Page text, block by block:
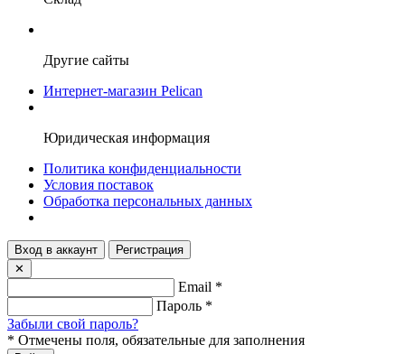
Другие сайты
Интернет-магазин Pelican
Юридическая информация
Политика конфиденциальности
Условия поставок
Обработка персональных данных
Вход в аккаунт
Регистрация
✕
Email *
Пароль *
Забыли свой пароль?
* Отмечены поля, обязательные для заполнения